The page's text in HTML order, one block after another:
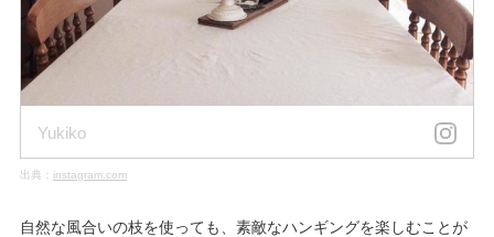
Yukiko
出典： instagram.com
自然な風合いの枝を使っても、素敵なハンギングを楽しむことが